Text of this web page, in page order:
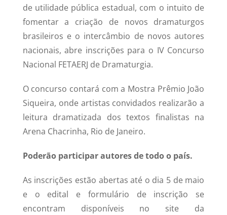
de utilidade pública estadual, com o intuito de
fomentar a criação de novos dramaturgos
brasileiros e o intercâmbio de novos autores
nacionais, abre inscrições para o IV Concurso
Nacional FETAERJ de Dramaturgia.
O concurso contará com a Mostra Prêmio João
Siqueira, onde artistas convidados realizarão a
leitura dramatizada dos textos finalistas na
Arena Chacrinha, Rio de Janeiro.
Poderão participar autores de todo o país.
As inscrições estão abertas até o dia 5 de maio
e o edital e formulário de inscrição se
encontram disponíveis no site da